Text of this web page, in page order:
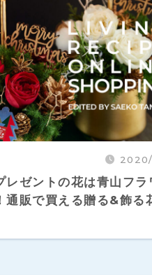
2020/
レゼントの花は青山フラ
通販で買える贈る&飾る